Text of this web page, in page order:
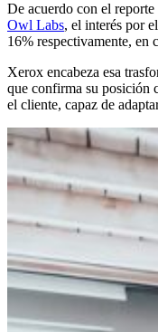
De acuerdo con el
Owl Labs, el interés por
16% respectivamente, en
Xerox encabeza esa
que confirma su posición
el cliente, capaz de